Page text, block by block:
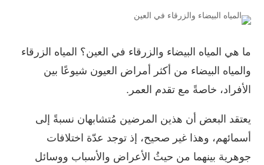
ما هي المياه البيضاء والزرقاء في العين؟ المياه الزرقاء
والمياه البيضاء من أكثر أمراض العيون شيوعًا بين
الأفراد، خاصةً مع تقدم العمر.
يعتقد البعض أن هذين المرضين مُتشابهان نسبةً إلى
أسمائهم، وهذا غير صحيح، إذ توجد عدّة اختلافات
جوهرية بينهما من حيثُ الأعراض والأسباب ووسائل